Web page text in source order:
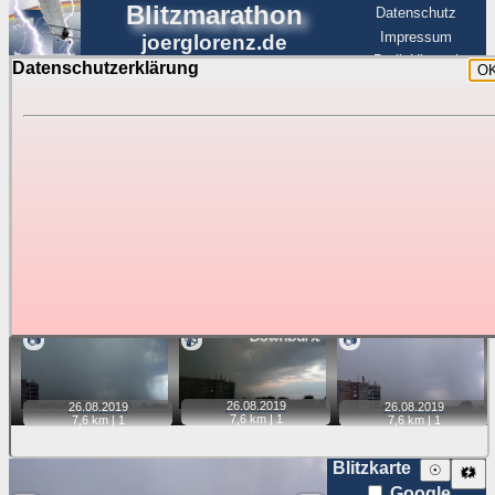
Datenschutzerklärung
Blitzmarathon
joerglorenz.de
Datenschutz
Impressum
BerlinHimmel
Blitzmarathon
Luftfahrt
📷
26.08. 2019
7,6 km |1
📹
26.08. 2019
7,6 km |1
📷
26.08.2019
7,6 km |1
Blitzkarte 🗱
☉